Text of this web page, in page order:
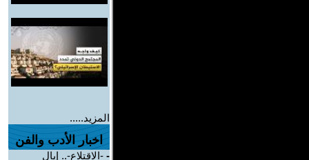
المزيد.....
اخبار الأدب والفن
- -الاقتلاع-.. إيال